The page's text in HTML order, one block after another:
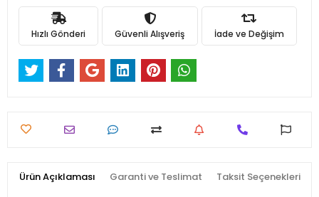
Hızlı Gönderi Güvenli Alışveriş İade ve Değişim
Ürün Açıklaması Garanti ve Teslimat Taksit Seçenekleri